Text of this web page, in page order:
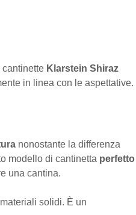
cantinette Klarstein Shiraz
in linea con le aspettative.
nonostante la differenza
modello di cantinetta perfetto
una cantina.
solidi. È un